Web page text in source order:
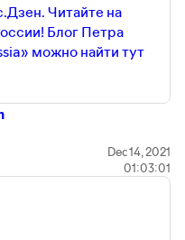
Читайте на
Блог Петра
можно найти тут
про Катины
Dec 14, 2021
01:03:01